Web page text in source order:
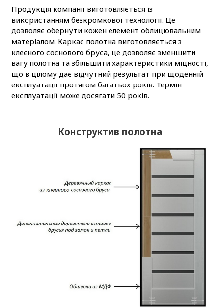
Продукція компанії виготовляється із
використанням безкромкової технології. Це
дозволяє обернути кожен елемент облицювальним
матеріалом. Каркас полотна виготовляється з
клеєного соснового бруса, це дозволяє зменшити
вагу полотна та збільшити характеристики міцності,
що в цілому дає відчутний результат при щоденній
експлуатації протягом багатьох років. Термін
експлуатації може досягати 50 років.
Конструктив полотна